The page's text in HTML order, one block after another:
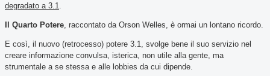
degradato a 3.1
Il Quarto Potere , raccontato da Orson Welles, è ormai un lontano ricordo.
E così, il nuovo (retrocesso) potere 3.1, svolge bene il suo servizio nel
creare informazione convulsa, isterica, non utile alla gente, ma
strumentale a se stessa e alle lobbies da cui dipende.